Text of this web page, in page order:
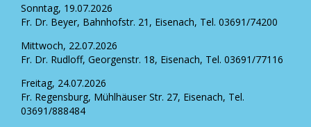
Sonntag, 19.07.2026
Fr. Dr. Beyer, Bahnhofstr. 21, Eisenach, Tel. 03691/74200
Mittwoch, 22.07.2026
Fr. Dr. Rudloff, Georgenstr. 18, Eisenach, Tel. 03691/77116
Freitag, 24.07.2026
Fr. Regensburg, Mühlhäuser Str. 27, Eisenach, Tel.
03691/888484